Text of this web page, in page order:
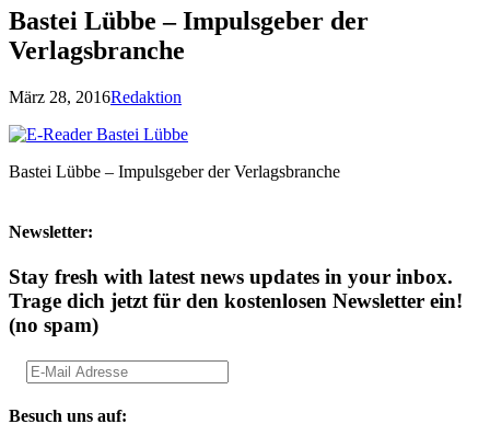
Bastei Lübbe – Impulsgeber der
Verlagsbranche
März 28, 2016Redaktion
Bastei Lübbe – Impulsgeber der Verlagsbranche
Newsletter:
Stay fresh with latest news updates in your inbox.
Trage dich jetzt für den kostenlosen Newsletter ein!
(no spam)
Besuch uns auf: